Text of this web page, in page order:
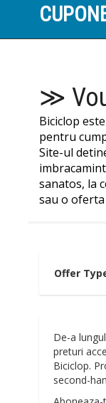
≫
Biciclop
pentru
Site-ul
sanatos, la
sau o
Offer
De-a
preturi
Biciclop.
second-